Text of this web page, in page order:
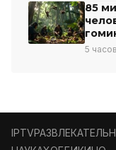
85
5
IPTV